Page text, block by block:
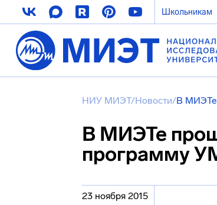
Школьникам
НИУ МИЭТ/Новости/В МИЭТе
В МИЭТе
программу
23 ноября 2015